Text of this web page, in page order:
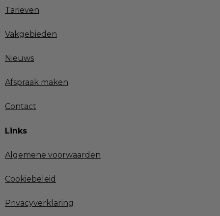
Tarieven
Vakgebieden
Nieuws
Afspraak maken
Contact
Links
Algemene voorwaarden
Cookiebeleid
Privacyverklaring